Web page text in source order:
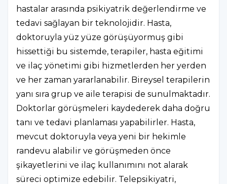
hastalar arasında psikiyatrik değerlendirme ve
tedavi sağlayan bir teknolojidir. Hasta,
doktoruyla yüz yüze görüşüyormuş gibi
hissettiği bu sistemde, terapiler, hasta eğitimi
ve ilaç yönetimi gibi hizmetlerden her yerden
ve her zaman yararlanabilir. Bireysel terapilerin
yanı sıra grup ve aile terapisi de sunulmaktadır.
Doktorlar görüşmeleri kaydederek daha doğru
tanı ve tedavi planlaması yapabilirler. Hasta,
mevcut doktoruyla veya yeni bir hekimle
randevu alabilir ve görüşmeden önce
şikayetlerini ve ilaç kullanımını not alarak
süreci optimize edebilir. Telepsikiyatri,